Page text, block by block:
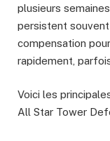
plusieurs
persistent
compensation
rapidement,
Voici les
All Star Tower